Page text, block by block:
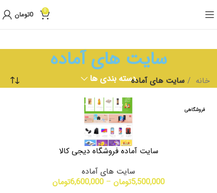
0
0تومان
سایت های آماده
دسته بندی ها خانه سایت های آماده
فروشگاهی
سایت آماده فروشگاه دیجی کالا
سایت های آماده
5,500,000تومان –
6,600,000تومان